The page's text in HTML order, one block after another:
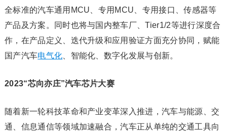
全标准的汽车通用MCU、专用MCU、专用接口、传感器等
产品及方案。同时也将与国内整车厂、Tier1/2等进行深度合
作，在产品定义、迭代升级和应用验证方面充分协同，赋能
国产汽车电气化、智能化、数字化发展与创新。
2023“芯向亦庄”汽车芯片大赛
随着新一轮科技革命和产业变革深入推进，汽车与能源、交
通、信息通信等领域加速融合，汽车正从单纯的交通工具向